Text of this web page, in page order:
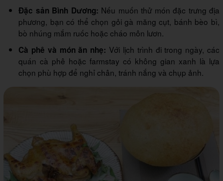
Đặc sản Bình Dương: Nếu muốn thử món đặc trưng địa
phương, bạn có thể chọn gỏi gà măng cụt, bánh bèo bì,
bò nhúng mắm ruốc hoặc cháo môn lươn.
Cà phê và món ăn nhẹ: Với lịch trình đi trong ngày, các
quán cà phê hoặc farmstay có không gian xanh là lựa
chọn phù hợp để nghỉ chân, tránh nắng và chụp ảnh.